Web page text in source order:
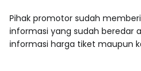
Pihak promotor sudah
informasi yang sudah beredar
informasi harga tiket maupun